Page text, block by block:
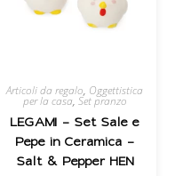
Articoli da regalo, Oggettistica
per la casa, Set pranzo
LEGAMI – Set Sale e
Pepe in Ceramica –
Salt & Pepper HEN